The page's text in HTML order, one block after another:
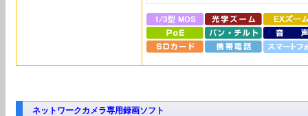
ネットワークカメラ専用録画ソフト